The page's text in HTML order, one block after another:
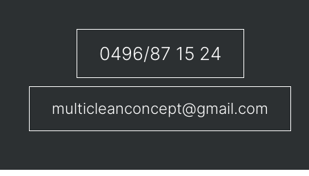
0496/87 15 24
multicleanconcept@gmail.com